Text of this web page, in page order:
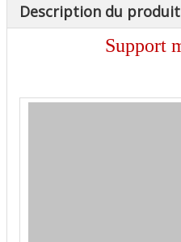
Description du produit
Support